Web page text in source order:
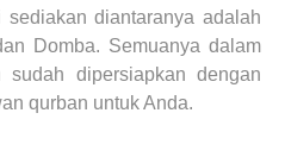
diantaranya adalah
Domba. Semuanya dalam
dipersiapkan dengan
qurban untuk Anda.